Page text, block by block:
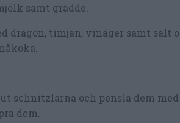
samt grädde.
dragon, timjan, vinäger samt salt
schnitzlarna och pensla dem
dem.